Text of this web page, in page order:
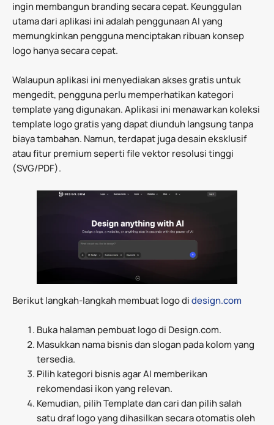
ingin membangun branding secara cepat. Keunggulan
utama dari aplikasi ini adalah penggunaan AI yang
memungkinkan pengguna menciptakan ribuan konsep
logo hanya secara cepat.
Walaupun aplikasi ini menyediakan akses gratis untuk
mengedit, pengguna perlu memperhatikan kategori
template yang digunakan. Aplikasi ini menawarkan koleksi
template logo gratis yang dapat diunduh langsung tanpa
biaya tambahan. Namun, terdapat juga desain eksklusif
atau fitur premium seperti file vektor resolusi tinggi
(SVG/PDF).
Berikut langkah-langkah membuat logo didesign.com
Buka halaman pembuat logo di Design.com.
Masukkan nama bisnis dan slogan pada kolom yang
tersedia.
Pilih kategori bisnis agar AI memberikan
rekomendasi ikon yang relevan.
Kemudian, pilih Template dan cari dan pilih salah
satu draf logo yang dihasilkan secara otomatis oleh